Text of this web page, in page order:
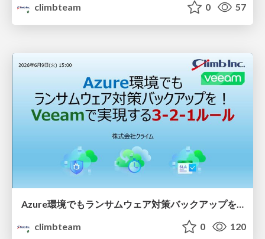
climbteam
0 57
Azure環境でもランサムウェア対策バックアップを！Veeamで実現する3-2-1ルール
climbteam
0 120